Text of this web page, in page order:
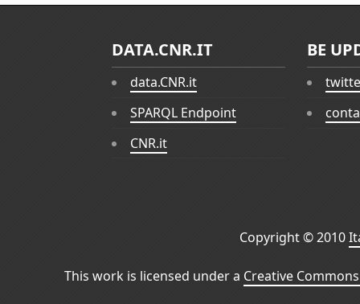
DATA.CNR.IT
data.CNR.it
SPARQL Endpoint
CNR.it
BE
Copyright © 2010
This work is licensed under a Creative